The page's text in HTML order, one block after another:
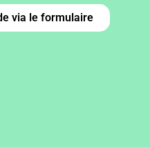
via le formulaire